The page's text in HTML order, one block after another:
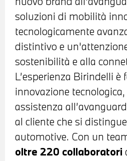
soluzioni di mobilità
tecnologicamente
distintivo e
sostenibilità e alla
L’esperienza Birindelli è
innovazione
assistenza
al cliente che si
automotive. Con un
oltre 220 collaboratori